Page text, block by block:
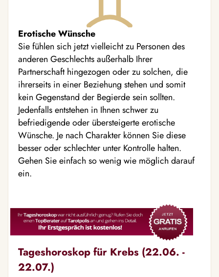
Erotische Wünsche
Sie fühlen sich jetzt vielleicht zu Personen des
anderen Geschlechts außerhalb Ihrer
Partnerschaft hingezogen oder zu solchen, die
ihrerseits in einer Beziehung stehen und somit
kein Gegenstand der Begierde sein sollten.
Jedenfalls entstehen in Ihnen schwer zu
befriedigende oder übersteigerte erotische
Wünsche. Je nach Charakter können Sie diese
besser oder schlechter unter Kontrolle halten.
Gehen Sie einfach so wenig wie möglich darauf
ein.
Tageshoroskop für Krebs (22.06. -
22.07.)